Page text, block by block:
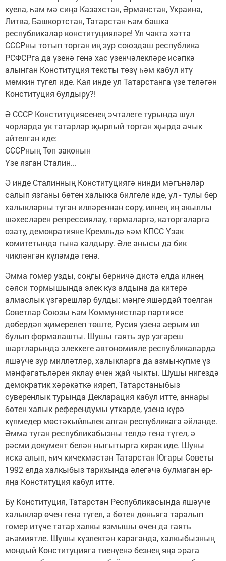
куела, һәм мә сиңа Казахстан, Әрмәнстан, Украина,
Литва, Башкортстан, Татарстан һәм башка
республикалар конституцияләре! Ул чакта хәтта
СССРны тотып торган иң зур союздаш республика
РСФСРга да үзенә генә хас үзенчәлекләре исәпкә
алынган Конституция тексты төзү һәм кабул итү
мөмкин түгел иде. Кая инде ул Татарстанга үзе теләгән
Конституция булдыру?!
Ә СССР Конституциясенең эчтәлеге турында шул
чорларда ук татарлар җырлый торган җырда ачык
әйтелгән иде:
СССРның Төп законын
Үзе язган Сталин...
Ә инде Сталинның Конституциягә нинди мәгънәләр
салып язганы бөтен халыкка билгеле иде, ул - тулы бер
халыкларны туган илләреннән сөрү, илнең иң акыллы
шәхесләрен репрессияләү, төрмәләргә, каторгаларга
озату, демократияне Кремльдә һәм КПСС Үзәк
комитетында гына калдыру. Әле анысы да бик
чикләнгән күләмдә генә.
Әмма гомер узды, соңгы берничә дистә елда илнең
сәяси тормышында элек күз алдына да китерә
алмаслык үзгәрешләр булды: мәңге яшәрдәй тоелган
Советлар Союзы һәм Коммунистлар партиясе
дөбердәп җимерелеп төште, Русия үзенә аерым ил
булып формалашты. Шушы гаять зур үзгәреш
шартларында элеккеге автономияле республикаларда
яшәүче зур милләтләр, халыкларга да азмы-күпме үз
мәнфәгатьләрен яклау өчен җай чыкты. Шушы нигездә
демократик хәрәкәткә ияреп, Татарстаныбыз
суверенлык турында Декларация кабул итте, аннары
бөтен халык референдумы үткәрде, үзенә күрә
күпмедер мөстәкыйльлек алган республикага әйләнде.
Әмма туган республикабызны телдә генә түгел, ә
рәсми документ белән ныгытырга кирәк иде. Шуны
искә алып, һич кичекмәстән Татарстан Югары Советы
1992 елда халкыбыз тарихында әлегәчә булмаган өр-
яңа Конституция кабул итте.
Бу Конституция, Татарстан Республикасында яшәүче
халыклар өчен генә түгел, ә бөтен дөньяга таралып
гомер итүче татар халкы язмышы өчен дә гаять
әһәмиятле. Шушы күзлектән караганда, халкыбызның
мондый Конституциягә тиенүенә безнең яңа эрага